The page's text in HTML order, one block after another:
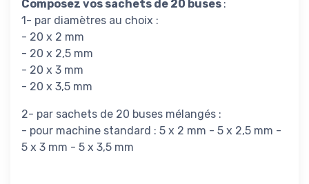
Composez vos sachets de 20 buses :
1- par diamètres au choix :
- 20 x 2 mm
- 20 x 2,5 mm
- 20 x 3 mm
- 20 x 3,5 mm
2- par sachets de 20 buses mélangés :
- pour machine standard : 5 x 2 mm - 5 x 2,5 mm -
5 x 3 mm - 5 x 3,5 mm